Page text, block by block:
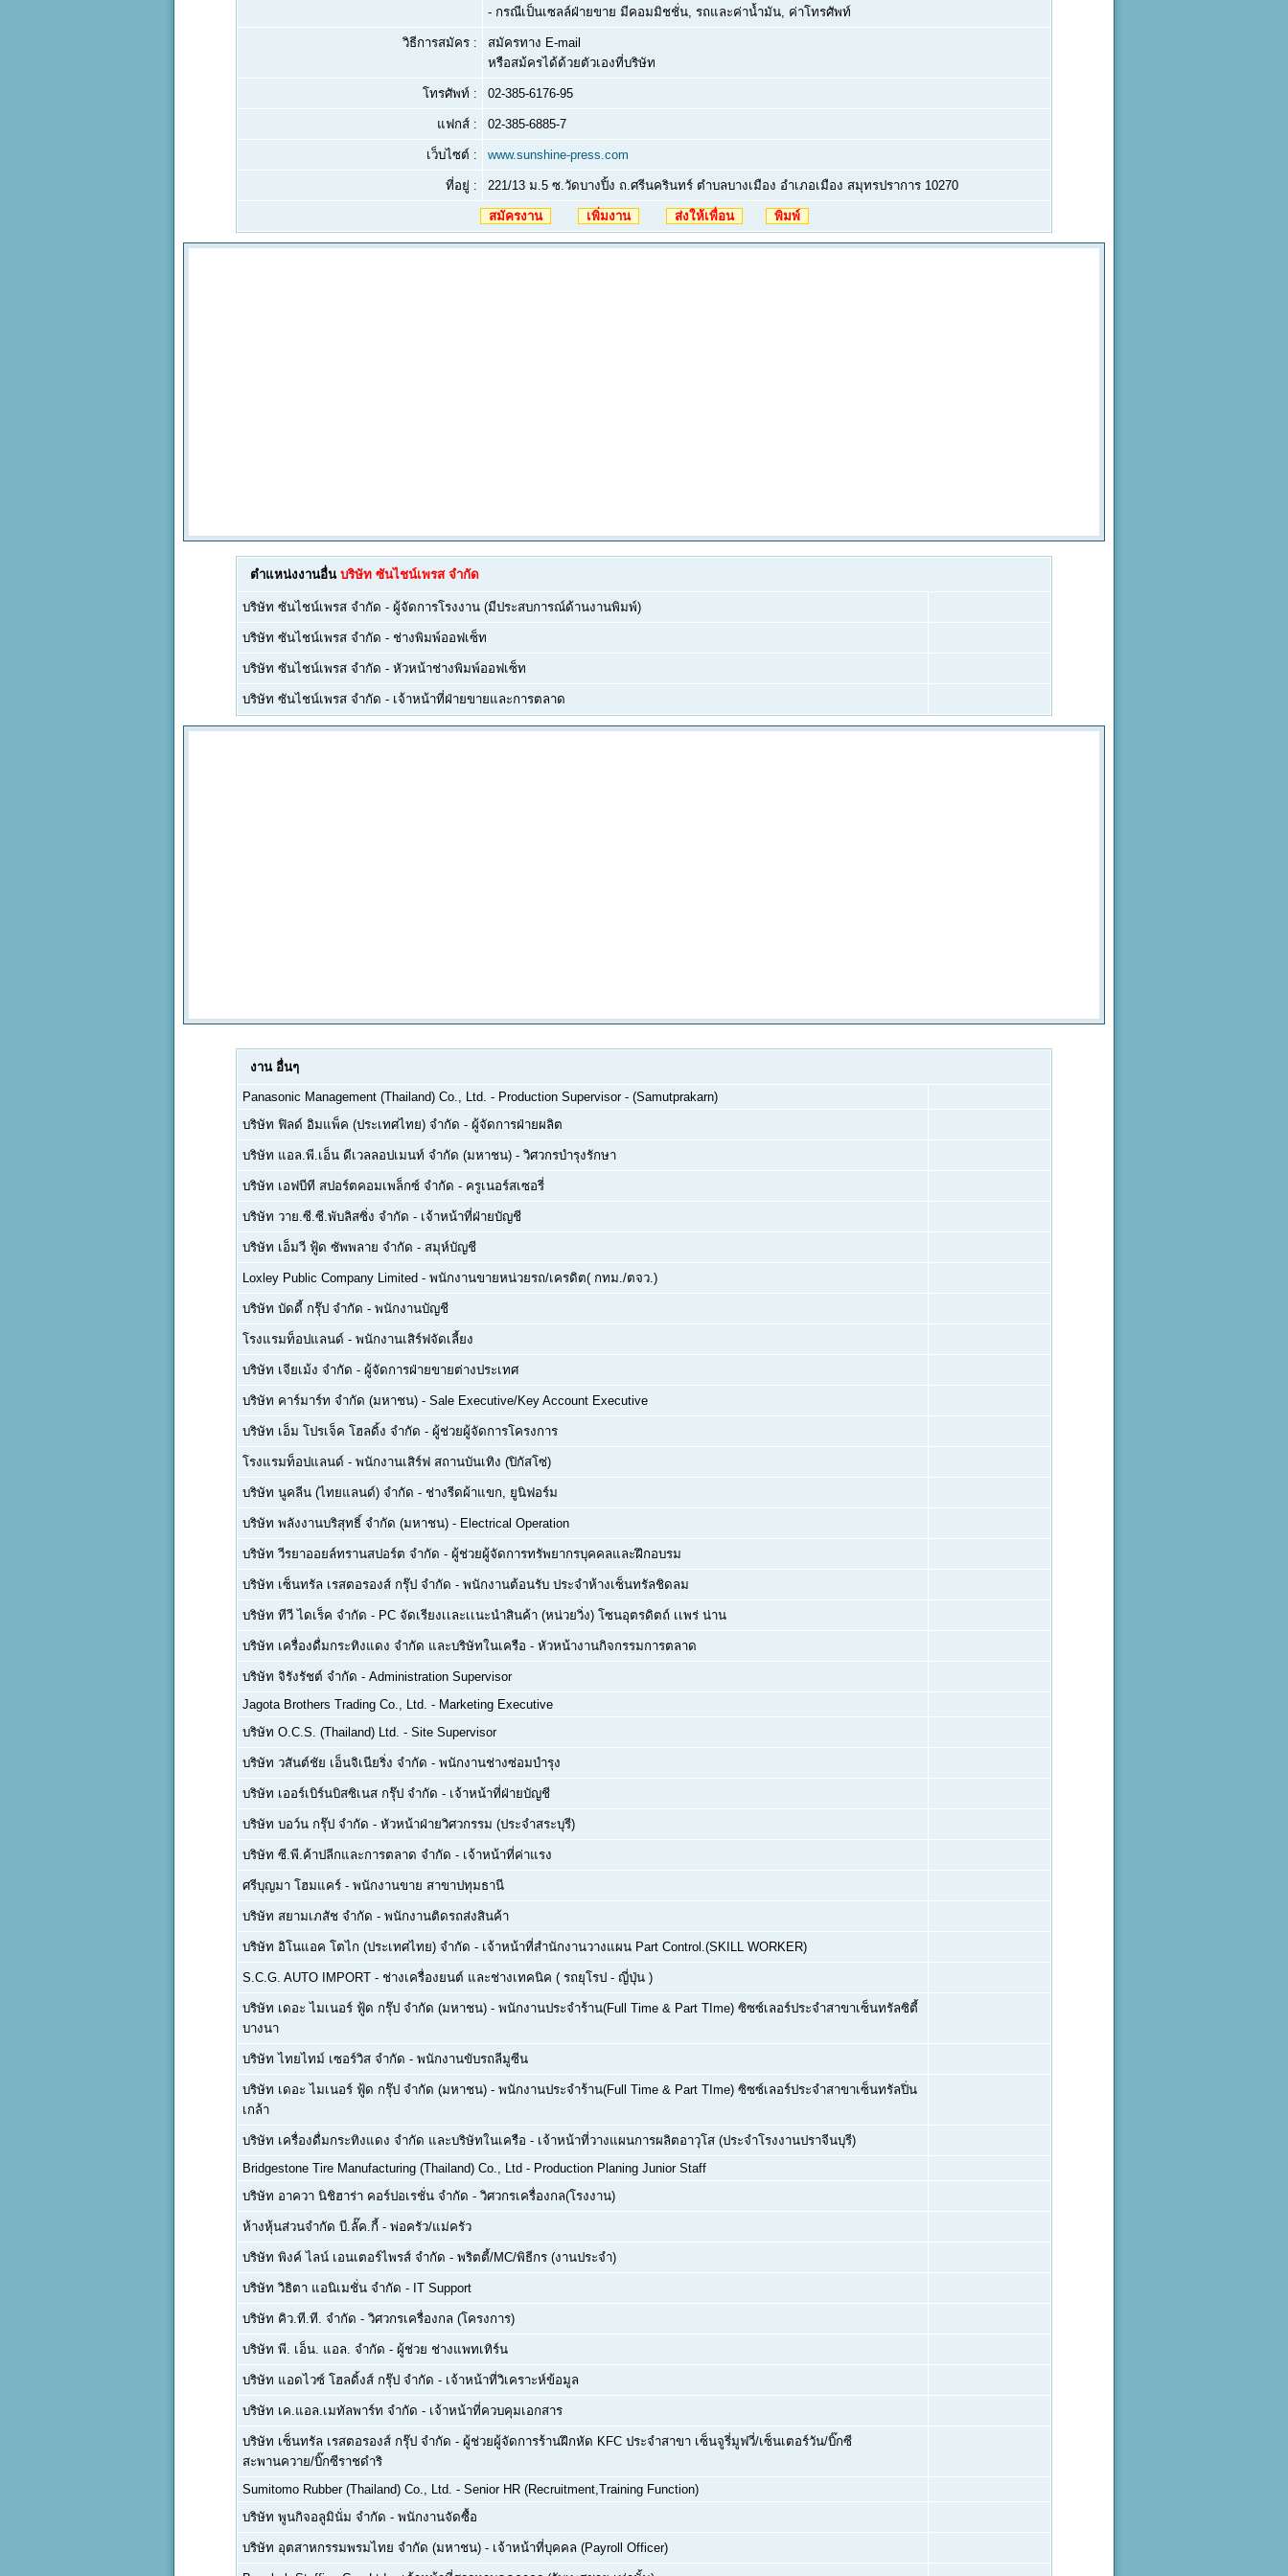
- กรณีเป็นเซลล์ฝ่ายขาย มีคอมมิชชั่น, รถและค่าน้ำมัน, ค่าโทรศัพท์
วิธีการสมัคร :
สมัครทาง E-mail
หรือสม้ครได้ด้วยตัวเองที่บริษัท
โทรศัพท์ : 02-385-6176-95
แฟกส์ : 02-385-6885-7
เว็บไซต์ : www.sunshine-press.com
ที่อยู่ : 221/13 ม.5 ซ.วัดบางปิ้ง ถ.ศรีนครินทร์ ตำบลบางเมือง อำเภอเมือง สมุทรปราการ 10270
สมัครงาน เพิ่มงาน ส่งให้เพื่อน พิมพ์
ตำแหน่งงานอื่น บริษัท ซันไชน์เพรส จำกัด
บริษัท ซันไชน์เพรส จำกัด - ผู้จัดการโรงงาน (มีประสบการณ์ด้านงานพิมพ์)
บริษัท ซันไชน์เพรส จำกัด - ช่างพิมพ์ออฟเซ็ท
บริษัท ซันไชน์เพรส จำกัด - หัวหน้าช่างพิมพ์ออฟเซ็ท
บริษัท ซันไชน์เพรส จำกัด - เจ้าหน้าที่ฝ่ายขายและการตลาด
งาน อื่นๆ
Panasonic Management (Thailand) Co., Ltd. - Production Supervisor - (Samutprakarn)
บริษัท ฟิลด์ อิมแพ็ค (ประเทศไทย) จำกัด - ผู้จัดการฝ่ายผลิต
บริษัท แอล.พี.เอ็น ดีเวลลอปเมนท์ จำกัด (มหาชน) - วิศวกรบำรุงรักษา
บริษัท เอฟบีที สปอร์ตคอมเพล็กซ์ จำกัด - ครูเนอร์สเซอรี่
บริษัท วาย.ซี.ซี.พับลิสซิ่ง จำกัด - เจ้าหน้าที่ฝ่ายบัญชี
บริษัท เอ็มวี ฟู้ด ซัพพลาย จำกัด - สมุห์บัญชี
Loxley Public Company Limited - พนักงานขายหน่วยรถ/เครดิต( กทม./ตจว.)
บริษัท บัดดี้ กรุ๊ป จำกัด - พนักงานบัญชี
โรงแรมท็อปแลนด์ - พนักงานเสิร์ฟจัดเลี้ยง
บริษัท เจียเม้ง จำกัด - ผู้จัดการฝ่ายขายต่างประเทศ
บริษัท คาร์มาร์ท จำกัด (มหาชน) - Sale Executive/Key Account Executive
บริษัท เอ็ม โปรเจ็ค โฮลดิ้ง จำกัด - ผู้ช่วยผู้จัดการโครงการ
โรงแรมท็อปแลนด์ - พนักงานเสิร์ฟ สถานบันเทิง (ปิกัสโซ่)
บริษัท นูคลีน (ไทยแลนด์) จำกัด - ช่างรีดผ้าแขก, ยูนิฟอร์ม
บริษัท พลังงานบริสุทธิ์ จำกัด (มหาชน) - Electrical Operation
บริษัท วีรยาออยล์ทรานสปอร์ต จำกัด - ผู้ช่วยผู้จัดการทรัพยากรบุคคลและฝึกอบรม
บริษัท เซ็นทรัล เรสตอรองส์ กรุ๊ป จำกัด - พนักงานต้อนรับ ประจำห้างเซ็นทรัลชิดลม
บริษัท ทีวี ไดเร็ค จำกัด - PC จัดเรียงเเละเเนะนำสินค้า (หน่วยวิ่ง) โซนอุตรดิตถ์ เเพร่ น่าน
บริษัท เครื่องดื่มกระทิงแดง จำกัด และบริษัทในเครือ - หัวหน้างานกิจกรรมการตลาด
บริษัท จิรังรัชต์ จำกัด - Administration Supervisor
Jagota Brothers Trading Co., Ltd. - Marketing Executive
บริษัท O.C.S. (Thailand) Ltd. - Site Supervisor
บริษัท วสันต์ชัย เอ็นจิเนียริ่ง จำกัด - พนักงานช่างซ่อมบำรุง
บริษัท เออร์เบิร์นบิสซิเนส กรุ๊ป จำกัด - เจ้าหน้าที่ฝ่ายบัญชี
บริษัท บอว์น กรุ๊ป จำกัด - หัวหน้าฝ่ายวิศวกรรม (ประจำสระบุรี)
บริษัท ซี.พี.ค้าปลีกและการตลาด จำกัด - เจ้าหน้าที่ค่าแรง
ศรีบุญมา โฮมแคร์ - พนักงานขาย สาขาปทุมธานี
บริษัท สยามเภสัช จำกัด - พนักงานติดรถส่งสินค้า
บริษัท อิโนแอค โตไก (ประเทศไทย) จำกัด - เจ้าหน้าที่สำนักงานวางแผน Part Control.(SKILL WORKER)
S.C.G. AUTO IMPORT - ช่างเครื่องยนต์ และช่างเทคนิค ( รถยุโรป - ญี่ปุ่น )
บริษัท เดอะ ไมเนอร์ ฟู้ด กรุ๊ป จำกัด (มหาชน) - พนักงานประจำร้าน(Full Time & Part TIme) ซิซซ์เลอร์ประจำสาขาเซ็นทรัลซิตี้
บางนา
บริษัท ไทยไทม์ เซอร์วิส จำกัด - พนักงานขับรถลีมูซีน
บริษัท เดอะ ไมเนอร์ ฟู้ด กรุ๊ป จำกัด (มหาชน) - พนักงานประจำร้าน(Full Time & Part TIme) ซิซซ์เลอร์ประจำสาขาเซ็นทรัลปิ่น
เกล้า
บริษัท เครื่องดื่มกระทิงแดง จำกัด และบริษัทในเครือ - เจ้าหน้าที่วางแผนการผลิตอาวุโส (ประจำโรงงานปราจีนบุรี)
Bridgestone Tire Manufacturing (Thailand) Co., Ltd - Production Planing Junior Staff
บริษัท อาควา นิชิฮาร่า คอร์ปอเรชั่น จำกัด - วิศวกรเครื่องกล(โรงงาน)
ห้างหุ้นส่วนจำกัด บี.ลั๊ค.กี้ - พ่อครัว/แม่ครัว
บริษัท พิงค์ ไลน์ เอนเตอร์ไพรส์ จำกัด - พริตตี้/MC/พิธีกร (งานประจำ)
บริษัท วิธิตา แอนิเมชั่น จำกัด - IT Support
บริษัท คิว.ที.ที. จำกัด - วิศวกรเครื่องกล (โครงการ)
บริษัท พี. เอ็น. แอล. จำกัด - ผู้ช่วย ช่างแพทเทิร์น
บริษัท แอดไวซ์ โฮลดิ้งส์ กรุ๊ป จำกัด - เจ้าหน้าที่วิเคราะห์ข้อมูล
บริษัท เค.แอล.เมทัลพาร์ท จำกัด - เจ้าหน้าที่ควบคุมเอกสาร
บริษัท เซ็นทรัล เรสตอรองส์ กรุ๊ป จำกัด - ผู้ช่วยผู้จัดการร้านฝึกหัด KFC ประจำสาขา เซ็นจูรี่มูฟวี่/เซ็นเตอร์วัน/บิ๊กซี
สะพานควาย/บิ๊กซีราชดำริ
Sumitomo Rubber (Thailand) Co., Ltd. - Senior HR (Recruitment,Training Function)
บริษัท พูนกิจอลูมินั่ม จำกัด - พนักงานจัดซื้อ
บริษัท อุตสาหกรรมพรมไทย จำกัด (มหาชน) - เจ้าหน้าที่บุคคล (Payroll Officer)